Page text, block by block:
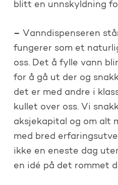
blitt en unnskyldning
– Vanndispenseren
fungerer som et
oss. Det å fylle vann
for å gå ut der og
det er med andre i
kullet over oss. Vi
aksjekapital og om alt
med bred
ikke en eneste dag
en idé på det rommet